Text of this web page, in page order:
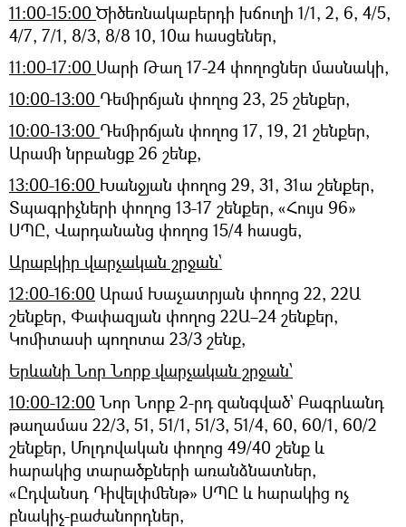
11:00-15:00 Ծիծեռնակաբերդի խճուղի 1/1, 2, 6, 4/5,
4/7, 7/1, 8/3, 8/8 10, 10ա հասցեներ,
11:00-17:00 Սարի Թաղ 17-24 փողոցներ մասնակի,
10:00-13:00 Դեմիրճյան փողոց 23, 25 շենքեր,
10:00-13:00 Դեմիրճյան փողոց 17, 19, 21 շենքեր,
Արամի նրբանցք 26 շենք,
13:00-16:00 Խանջյան փողոց 29, 31, 31ա շենքեր,
Տպագրիչների փողոց 13-17 շենքեր, «Հույս 96»
ՍՊԸ, Վարդանանց փողոց 15/4 հասցե,
Արաբկիր վարչական շրջան՝
12:00-16:00 Արամ Խաչատրյան փողոց 22, 22Ա
շենքեր, Փափազյան փողոց 22Ա–24 շենքեր,
Կոմիտասի պողոտա 23/3 շենք,
Երևանի Նոր Նորք վարչական շրջան՝
10:00-12:00 Նոր Նորք 2-րդ զանգված՝ Բագրևանդ
թաղամաս 22/3, 51, 51/1, 51/3, 51/4, 60, 60/1, 60/2
շենքեր, Մոլդովական փողոց 49/40 շենք և
հարակից տարածքների առանձնատներ,
«Ըդվանսդ Դիվելփմենթ» ՍՊԸ և հարակից ոչ
բնակիչ-բաժանորդներ,